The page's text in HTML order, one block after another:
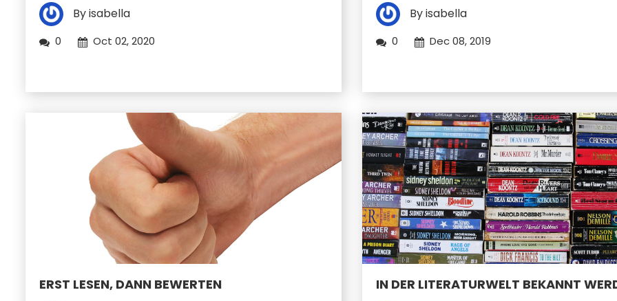
By isabella
0 Oct 02, 2020
By isabella
0 Dec 08, 2019
ERST LESEN, DANN BEWERTEN IN DER LITERATURWELT BEKANNT